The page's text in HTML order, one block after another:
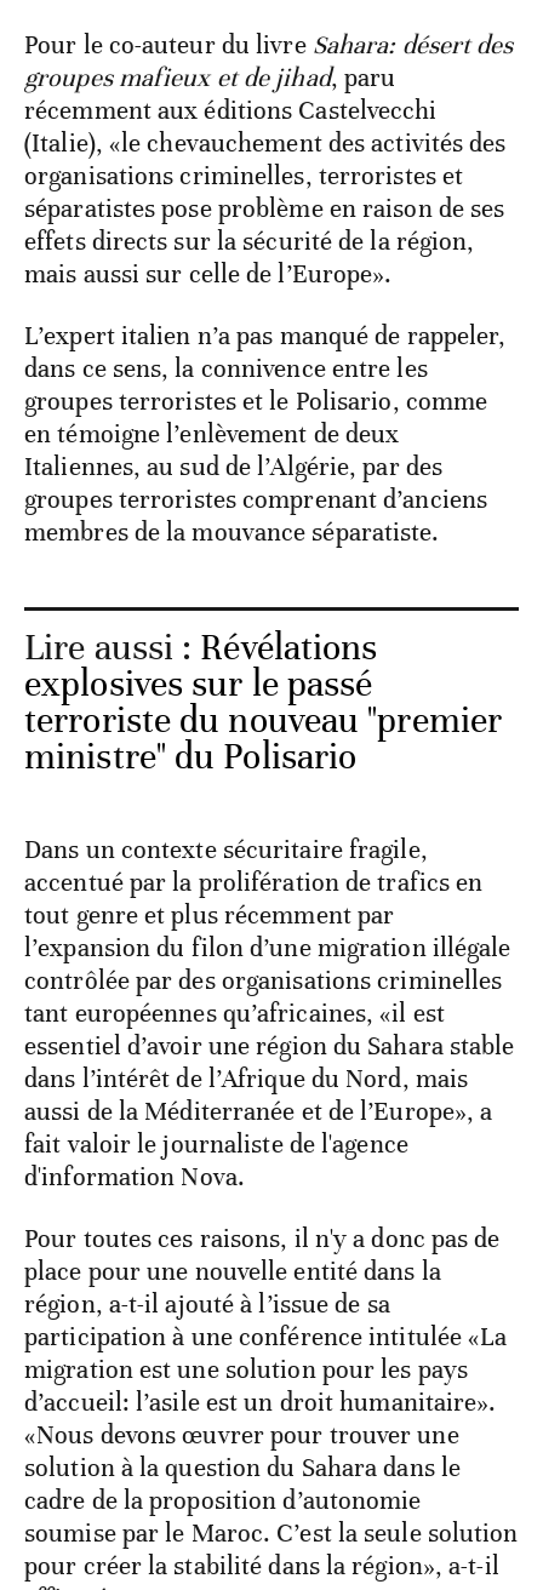
Pour le co-auteur du livre Sahara: désert des
groupes mafieux et de jihad, paru
récemment aux éditions Castelvecchi
(Italie), «le chevauchement des activités des
organisations criminelles, terroristes et
séparatistes pose problème en raison de ses
effets directs sur la sécurité de la région,
mais aussi sur celle de l’Europe».
L’expert italien n’a pas manqué de rappeler,
dans ce sens, la connivence entre les
groupes terroristes et le Polisario, comme
en témoigne l’enlèvement de deux
Italiennes, au sud de l’Algérie, par des
groupes terroristes comprenant d’anciens
membres de la mouvance séparatiste.
Lire aussi : Révélations
explosives sur le passé
terroriste du nouveau "premier
ministre" du Polisario
Dans un contexte sécuritaire fragile,
accentué par la prolifération de trafics en
tout genre et plus récemment par
l’expansion du filon d’une migration illégale
contrôlée par des organisations criminelles
tant européennes qu’africaines, «il est
essentiel d’avoir une région du Sahara stable
dans l’intérêt de l’Afrique du Nord, mais
aussi de la Méditerranée et de l’Europe», a
fait valoir le journaliste de l'agence
d'information Nova.
Pour toutes ces raisons, il n'y a donc pas de
place pour une nouvelle entité dans la
région, a-t-il ajouté à l’issue de sa
participation à une conférence intitulée «La
migration est une solution pour les pays
d’accueil: l’asile est un droit humanitaire».
«Nous devons œuvrer pour trouver une
solution à la question du Sahara dans le
cadre de la proposition d’autonomie
soumise par le Maroc. C’est la seule solution
pour créer la stabilité dans la région», a-t-il